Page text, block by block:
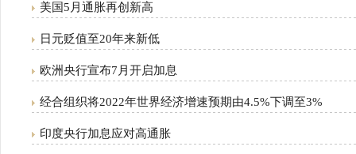
美国5月通胀再创新高
日元贬值至20年来新低
欧洲央行宣布7月开启加息
经合组织将2022年世界经济增速预期由4.5%下调至3%
印度央行加息应对高通胀